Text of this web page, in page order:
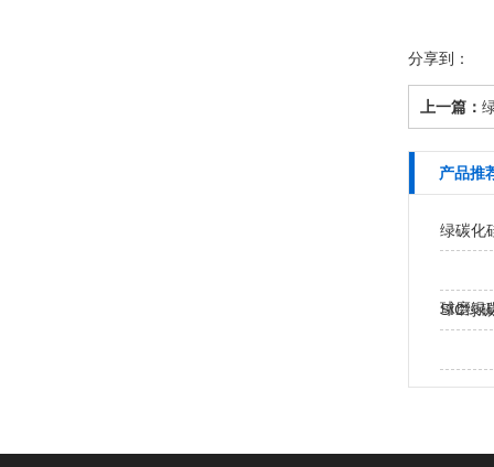
分享到：
上一篇：
产品推
绿碳化
球磨绿
SIC绿
绿碳化